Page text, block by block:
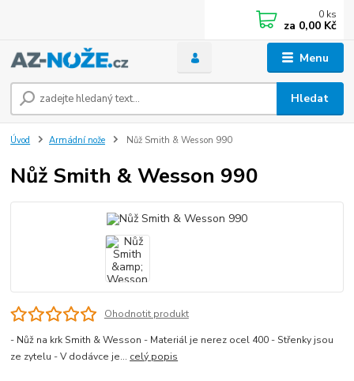
Menu
Hledat
0 ks
za 0,00 Kč
Úvod Armádní nože Nůž Smith & Wesson 990
Nůž Smith & Wesson 990
Ohodnotit produkt
- Nůž na krk Smith & Wesson - Materiál je nerez ocel 400 - Střenky jsou
ze zytelu - V dodávce je... celý popis